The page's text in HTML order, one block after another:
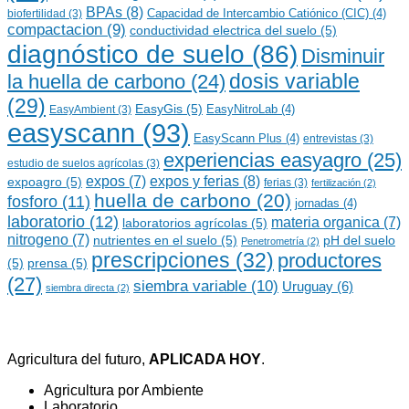
biofertilidad (3) BPAs (8) Capacidad de Intercambio Catiónico (CIC) (4)
compactacion (9) conductividad electrica del suelo (5)
diagnóstico de suelo (86) Disminuir
la huella de carbono (24) dosis variable
(29) EasyAmbient(3) EasyGis (5) EasyNitroLab (4)
easyscann (93) EasyScann Plus (4) entrevistas (3)
estudio de suelos agrícolas (3) experiencias easyagro (25)
expoagro (5) expos (7) expos y ferias (8) ferias (3) fertilización (2)
fosforo (11) huella de carbono (20) jornadas (4)
laboratorio (12) laboratorios agrícolas (5) materia organica (7)
nitrogeno (7) nutrientes en el suelo (5) Penetrometría (2) pH del suelo
(5) prensa (5) prescripciones (32) productores
(27) siembra directa (2) siembra variable (10) Uruguay (6)
Agricultura del futuro, APLICADA HOY.
Agricultura por Ambiente